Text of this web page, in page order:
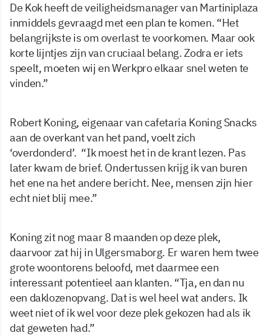
De Kok heeft de veiligheidsmanager van Martiniplaza
inmiddels gevraagd met een plan te komen. “Het
belangrijkste is om overlast te voorkomen. Maar ook
korte lijntjes zijn van cruciaal belang. Zodra er iets
speelt, moeten wij en Werkpro elkaar snel weten te
vinden.”
Robert Koning, eigenaar van cafetaria Koning Snacks
aan de overkant van het pand, voelt zich
‘overdonderd’. “Ik moest het in de krant lezen. Pas
later kwam de brief. Ondertussen krijg ik van buren
het ene na het andere bericht. Nee, mensen zijn hier
echt niet blij mee.”
Koning zit nog maar 8 maanden op deze plek,
daarvoor zat hij in Ulgersmaborg. Er waren hem twee
grote woontorens beloofd, met daarmee een
interessant potentieel aan klanten. “Tja, en dan nu
een daklozenopvang. Dat is wel heel wat anders. Ik
weet niet of ik wel voor deze plek gekozen had als ik
dat geweten had.”